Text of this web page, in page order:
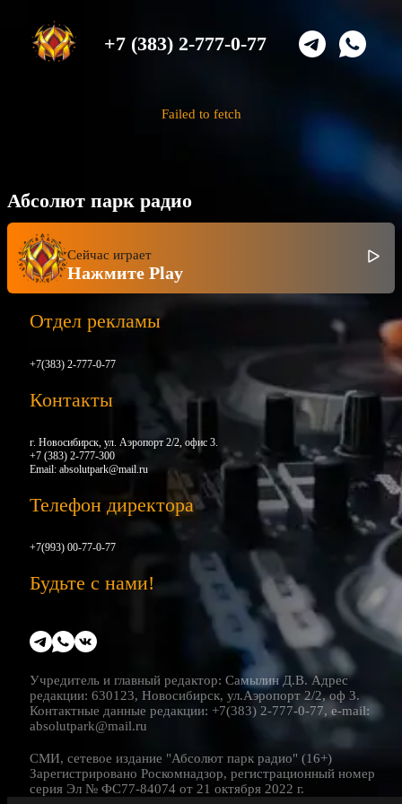
+7 (383) 2-777-0-77
Failed to fetch
Абсолют парк радио
Сейчас играет
Нажмите Play
Отдел рекламы
+7(383) 2-777-0-77
Контакты
г. Новосибирск, ул. Аэропорт 2/2, офис 3.
+7 (383) 2-777-300
Email: absolutpark@mail.ru
Телефон директора
+7(993) 00-77-0-77
Будьте с нами!
Учредитель и главный редактор: Самылин Д.В. Адрес
редакции: 630123, Новосибирск, ул.Аэропорт 2/2, оф 3.
Контактные данные редакции: +7(383) 2-777-0-77, e-mail:
absolutpark@mail.ru
СМИ, сетевое издание "Абсолют парк радио" (16+)
Зарегистрировано Роскомнадзор, регистрационный номер
серия Эл № ФС77-84074 от 21 октября 2022 г.